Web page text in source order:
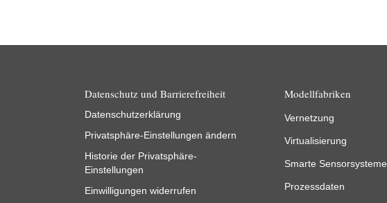
Datenschutz und Barrierefreiheit
Datenschutzerklärung
Privatsphäre-Einstellungen ändern
Historie der Privatsphäre-
Einstellungen
Einwilligungen widerrufen
Modellfabriken
Vernetzung
Virtualisierung
Smarte Sensorsysteme
Prozessdaten